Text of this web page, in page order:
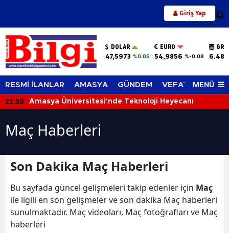
Giriş Yap 12
DOLAR
47,5973 %0.05
EURO
54,9856 %-0.08
RESMİ İLANLAR AMASYA GÜNDEM VEFAT EDENLER
MENÜ
21:50 Amasya Üniversitesi'nde Teknoloji Heyecanı
Maç Haberleri
Son Dakika Maç Haberleri
Bu sayfada güncel gelişmeleri takip edenler için Maç
ile ilgili en son gelişmeler ve son dakika Maç haberleri
sunulmaktadır. Maç videoları, Maç fotoğrafları ve Maç
haberleri